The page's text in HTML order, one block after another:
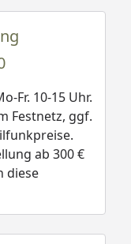
Fr. 10-15 Uhr.
Festnetz, ggf.
ab 300 €
diese